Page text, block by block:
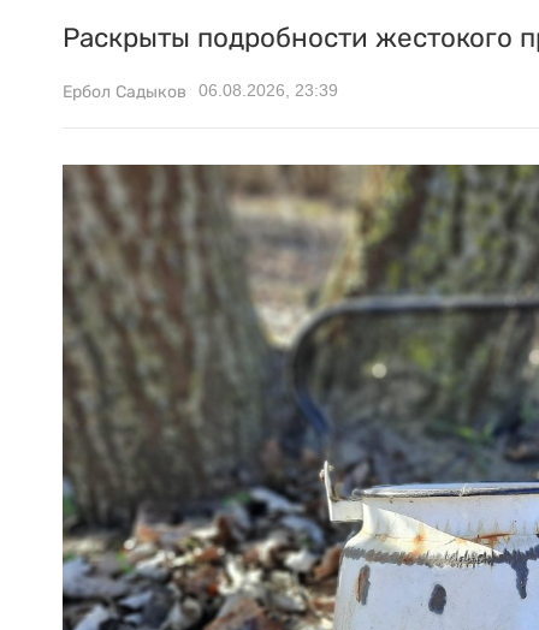
Раскрыты подробности жестокого
Ербол Садыков 06.08.2026, 23:39